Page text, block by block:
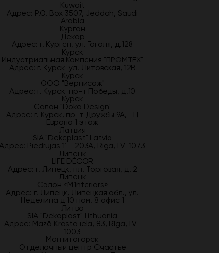
Kuwait
Адрес: P.O. Box 3507, Jeddah, Saudi
Arabia
Курган
Декор
Адрес: г. Курган, ул. Гоголя, д.128
Курск
Индустриальная Компания "ПРОМТЕХ"
Адрес: г. Курск, ул. Литовская, 12В
Курск
ООО "Вернисаж"
Адрес: г. Курск, пр-т Победы, д.10
Курск
Салон "Doka Design"
Адрес: г. Курск, пр-т Дружбы 9А, ТЦ
Европа 1 этаж
Латвия
SIA "Dekoplast" Latvia
Адрес: Piedrujas 11 - 203A, Riga, LV-1073
Липецк
LIFE DÉCOR
Адрес: г. Липецк, пл. Торговая, д. 2
Липецк
Салон «M`Interiors»
Адрес: г. Липецк, Липецкая обл., ул.
Неделина д.10 пом. 8 офис 1
Литва
SIA "Dekoplast" Lithuania
Адрес: Mazā Krasta iela, 83, Rīga, LV-
1003
Магнитогорск
Отделочный центр Счастье